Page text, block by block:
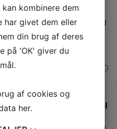
Smeg Brødrister
i
Smeg Elkedel
Retro elkedel fra
kombinere dem
har givet dem eller
din brug af deres
på 'OK' giver du
af cookies og
her.